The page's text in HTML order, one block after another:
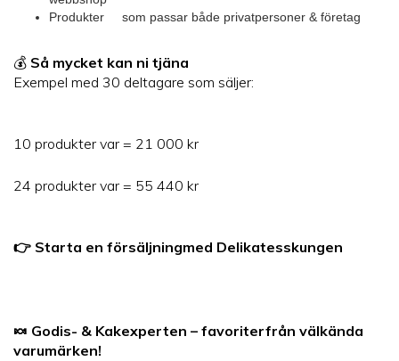
Produkter som passar både privatpersoner & företag
💰 Så mycket kan ni tjäna
Exempel med 30 deltagare som säljer:
10 produkter var = 21 000 kr
24 produkter var = 55 440 kr
👉 Starta en försäljningmed Delikatesskungen
🍬 Godis- & Kakexperten – favoriterfrån välkända
varumärken!